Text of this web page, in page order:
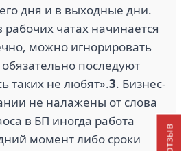
дня и в выходные дни.
чатах начинается
можно игнорировать
последуют
таких не любят».3. Бизнес-
не налажены от слова
в БП иногда работа
момент либо сроки